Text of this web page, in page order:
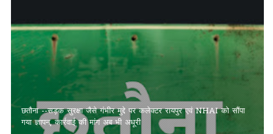
छतौना --सड़क सुरक्षा जैसे गंभीर मुद्दे पर कलेक्टर रायपुर एवं NHAI को सौंपा
गया ज्ञापन, कार्रवाई की मांग अब भी अधूरी